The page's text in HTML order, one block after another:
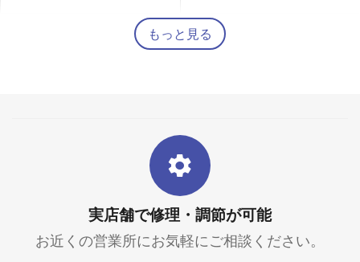
もっと見る
実店舗で修理・調節が可能
お近くの営業所にお気軽にご相談ください。